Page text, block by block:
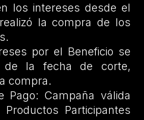
los intereses desde el
la compra de los
por el Beneficio se
de la fecha de corte,
compra.
Pago: Campaña válida
Participantes